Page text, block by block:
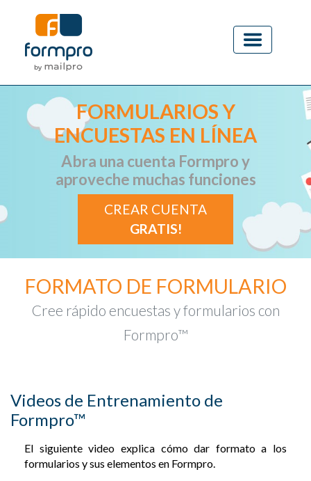
FORMULARIOS Y
ENCUESTAS EN LÍNEA
Abra una cuenta Formpro y
aproveche muchas funciones
CREAR CUENTA
GRATIS!
FORMATO DE FORMULARIO
Cree rápido encuestas y formularios con
Formpro™
Videos de Entrenamiento de
Formpro™
El siguiente video explica cómo dar formato a los
formularios y sus elementos en Formpro.